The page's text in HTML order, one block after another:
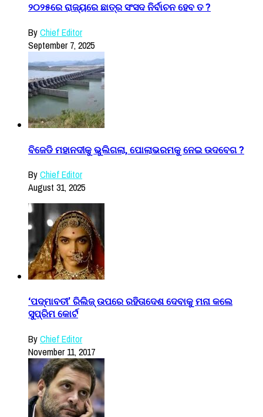
୨୦୨୫ରେ ରାଜ୍ୟରେ ଛାତ୍ର ସଂସଦ ନିର୍ବାଚନ ହେବ ତ ?
ByChief Editor
September 7, 2025
ବିଜେଡି ମହାନଦୀକୁ ଭୁଲିଗଲା, ପୋଲାଭରମକୁ ନେଇ ଉଦବେଗ ?
ByChief Editor
August 31, 2025
‘ପଦ୍ମାବତୀ’ ରିଲିଜ୍ ଉପରେ ରହିତାଦେଶ ଦେବାକୁ ମନା କଲେ
ସୁପ୍ରିମ କୋର୍ଟ
ByChief Editor
November 11, 2017